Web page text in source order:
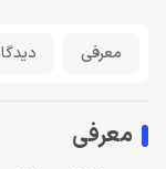
معرفی
معرفی